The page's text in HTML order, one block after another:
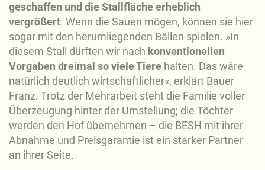
geschaffen und die Stallfläche erheblich
vergrößert. Wenn die Sauen mögen, können sie hier
sogar mit den herumliegenden Bällen spielen. »In
diesem Stall dürften wir nach konventionellen
Vorgaben dreimal so viele Tiere halten. Das wäre
natürlich deutlich wirtschaftlicher«, erklärt Bauer
Franz. Trotz der Mehrarbeit steht die Familie voller
Überzeugung hinter der Umstellung; die Töchter
werden den Hof übernehmen – die BESH mit ihrer
Abnahme und Preisgarantie ist ein starker Partner
an ihrer Seite.